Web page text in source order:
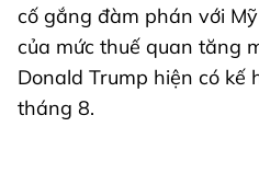
cố gắng đàm phán với
của mức thuế quan tăng
Donald Trump hiện có kế
tháng 8.